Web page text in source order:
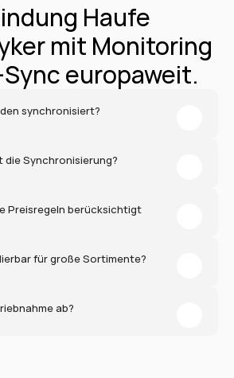
Haufe
mit Monitoring
europaweit.
synchronisiert?
die Synchronisierung?
Preisregeln berücksichtigt
für große Sortimente?
ab?